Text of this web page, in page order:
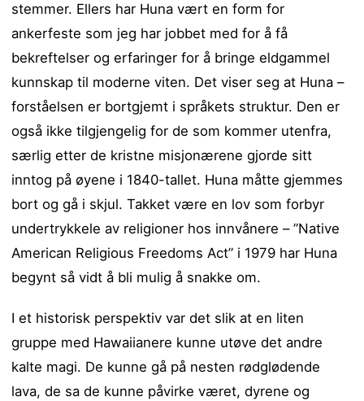
stemmer. Ellers har Huna vært en form for
ankerfeste som jeg har jobbet med for å få
bekreftelser og erfaringer for å bringe eldgammel
kunnskap til moderne viten. Det viser seg at Huna –
forståelsen er bortgjemt i språkets struktur. Den er
også ikke tilgjengelig for de som kommer utenfra,
særlig etter de kristne misjonærene gjorde sitt
inntog på øyene i 1840-tallet. Huna måtte gjemmes
bort og gå i skjul. Takket være en lov som forbyr
undertrykkele av religioner hos innvånere – ”Native
American Religious Freedoms Act” i 1979 har Huna
begynt så vidt å bli mulig å snakke om.
I et historisk perspektiv var det slik at en liten
gruppe med Hawaiianere kunne utøve det andre
kalte magi. De kunne gå på nesten rødglødende
lava, de sa de kunne påvirke været, dyrene og